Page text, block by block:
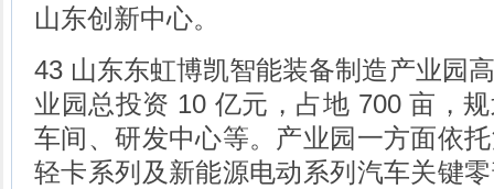
山东创新中心。
43 山东东虹博凯智能装备制造产业园
业园总投资 10 亿元，占地 700 亩，
车间、研发中心等。产业园一方面依
轻卡系列及新能源电动系列汽车关键